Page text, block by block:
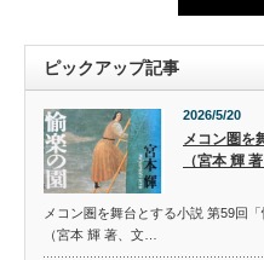
ピックアップ記事
2026/5/20
メコン圏を
（宮本 輝 著
メコン圏を舞台とする小説 第59回
（宮本 輝 著、文…